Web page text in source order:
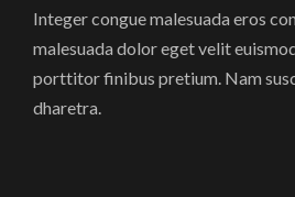
Integer congue malesuada eros
malesuada dolor eget velit
porttitor finibus pretium. Nam
dharetra.